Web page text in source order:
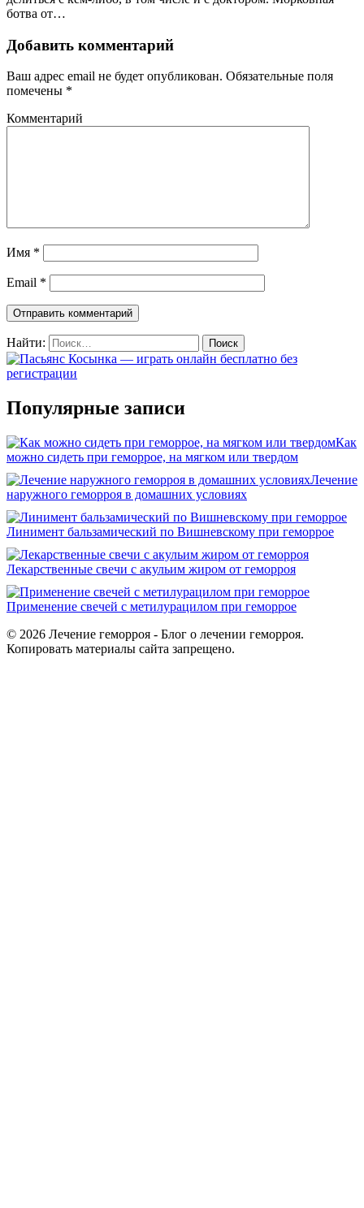
ботва от…
Добавить комментарий
Ваш адрес email не будет опубликован. Обязательные поля
помечены *
Комментарий
Имя *
Email *
Найти:
Популярные записи
Как
можно сидеть при геморрое, на мягком или твердом
Лечение
наружного геморроя в домашних условиях
Линимент бальзамический по Вишневскому при геморрое
Лекарственные свечи с акульим жиром от геморроя
Применение свечей с метилурацилом при геморрое
© 2026 Лечение геморроя - Блог о лечении геморроя.
Копировать материалы сайта запрещено.